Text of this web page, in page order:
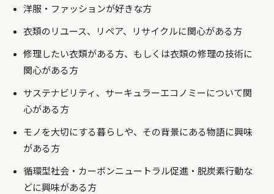
洋服・ファッションが好きな方
衣類のリユース、リペア、リサイクルに関心がある方
修理したい衣類がある方、もしくは衣類の修理の技術に
関心がある方
サステナビリティ、サーキュラーエコノミーについて関
心がある方
モノを大切にする暮らしや、その背景にある物語に興味
がある方
循環型社会・カーボンニュートラル促進・脱炭素行動な
どに興味がある方